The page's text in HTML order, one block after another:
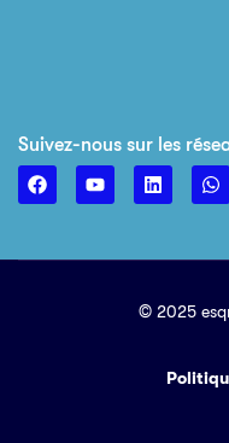
Suivez-nous sur les
© 2025